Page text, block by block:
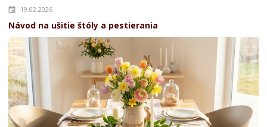
19.02.2026
Návod na ušitie štóly a pestierania